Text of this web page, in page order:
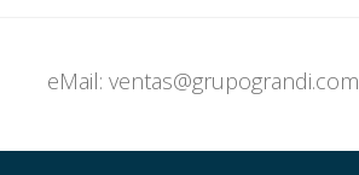
eMail: ventas@grupograndi.com